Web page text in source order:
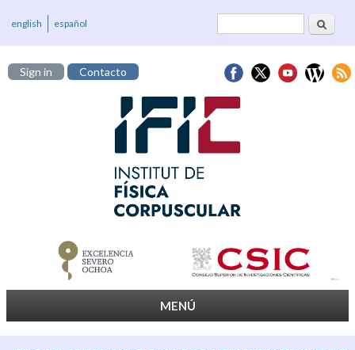
Formulari deCerca
english español
Sign in Contacto
MENÚ